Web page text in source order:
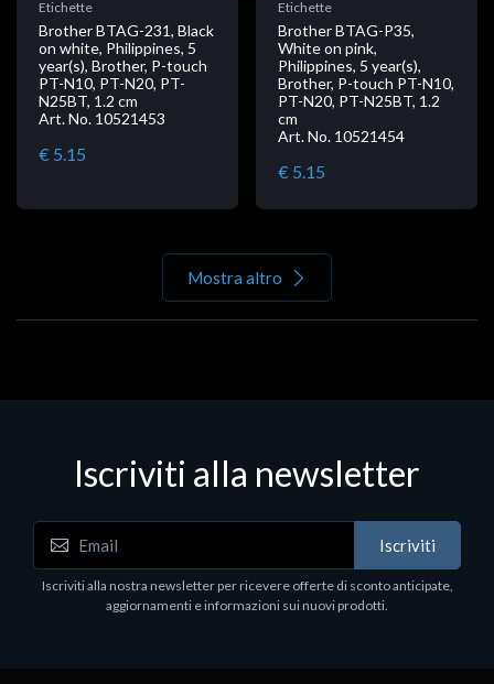
Etichette
Brother BTAG-231, Black
on white, Philippines, 5
year(s), Brother, P-touch
PT-N10, PT-N20, PT-
N25BT, 1.2 cm
Art. No. 10521453
€ 5.15
Etichette
Brother BTAG-P35,
White on pink,
Philippines, 5 year(s),
Brother, P-touch PT-N10,
PT-N20, PT-N25BT, 1.2
cm
Art. No. 10521454
€ 5.15
Mostra altro
Iscriviti alla newsletter
Iscriviti
Iscriviti alla nostra newsletter per ricevere offerte di sconto anticipate,
aggiornamenti e informazioni sui nuovi prodotti.